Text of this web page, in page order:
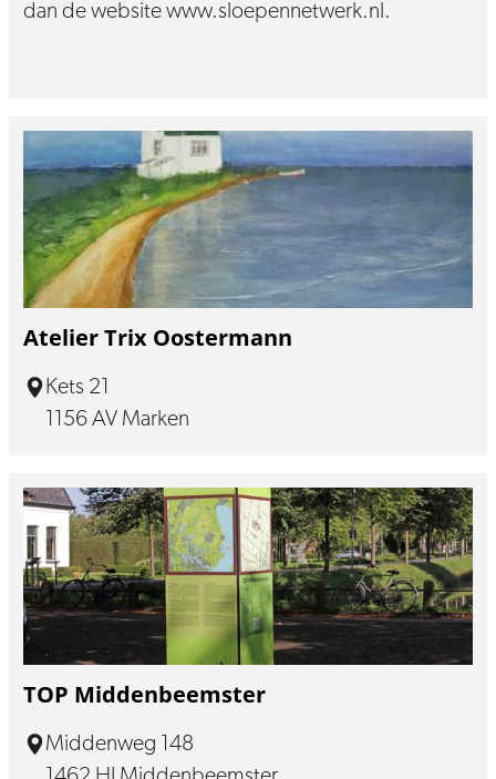
dan de website www.sloepennetwerk.nl.
Atelier Trix Oostermann
Kets 21
1156 AV Marken
TOP Middenbeemster
Middenweg 148